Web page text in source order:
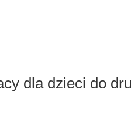
dla dzieci do